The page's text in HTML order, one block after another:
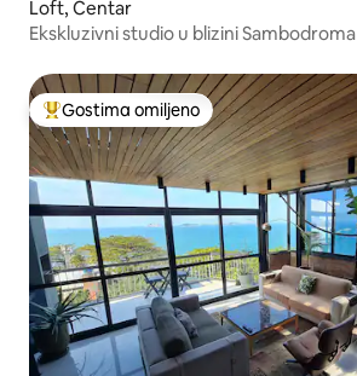
Loft, Centar
Ekskluzivni studio u blizini Sambodroma
Najuspešniji među gostima omiljenim
Gostima omiljeno